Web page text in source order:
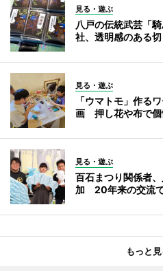
見る・遊ぶ
八戸の伝統武芸「
社、透明感のある
見る・遊ぶ
「ウマトモ」作る
画 押し花や布で個
見る・遊ぶ
百石まつり関係者
加 20年来の交流
もっと